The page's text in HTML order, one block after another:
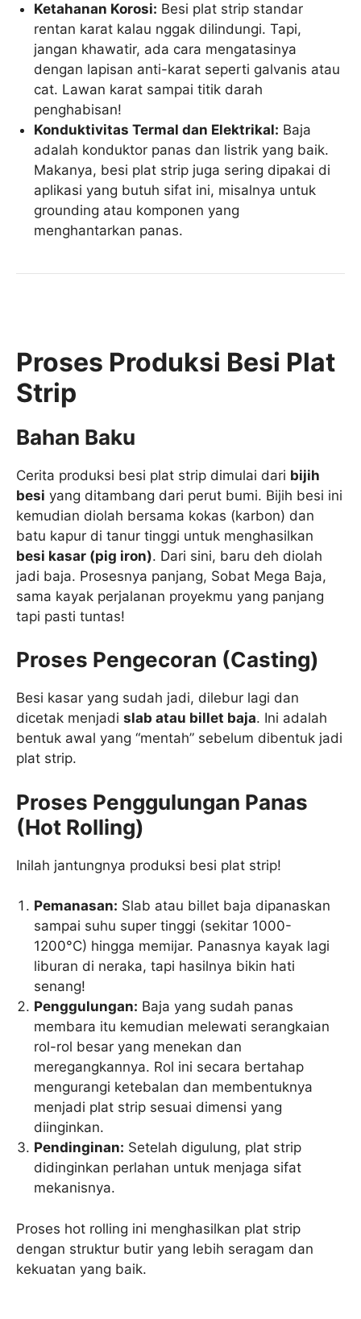
Ketahanan Korosi: Besi plat strip standar
rentan karat kalau nggak dilindungi. Tapi,
jangan khawatir, ada cara mengatasinya
dengan lapisan anti-karat seperti galvanis atau
cat. Lawan karat sampai titik darah
penghabisan!
Konduktivitas Termal dan Elektrikal: Baja
adalah konduktor panas dan listrik yang baik.
Makanya, besi plat strip juga sering dipakai di
aplikasi yang butuh sifat ini, misalnya untuk
grounding atau komponen yang
menghantarkan panas.
Proses Produksi Besi Plat
Strip
Bahan Baku
Cerita produksi besi plat strip dimulai dari bijih
besi yang ditambang dari perut bumi. Bijih besi ini
kemudian diolah bersama kokas (karbon) dan
batu kapur di tanur tinggi untuk menghasilkan
besi kasar (pig iron). Dari sini, baru deh diolah
jadi baja. Prosesnya panjang, Sobat Mega Baja,
sama kayak perjalanan proyekmu yang panjang
tapi pasti tuntas!
Proses Pengecoran (Casting)
Besi kasar yang sudah jadi, dilebur lagi dan
dicetak menjadi slab atau billet baja. Ini adalah
bentuk awal yang “mentah” sebelum dibentuk jadi
plat strip.
Proses Penggulungan Panas
(Hot Rolling)
Inilah jantungnya produksi besi plat strip!
Pemanasan: Slab atau billet baja dipanaskan
sampai suhu super tinggi (sekitar 1000-
1200°C) hingga memijar. Panasnya kayak lagi
liburan di neraka, tapi hasilnya bikin hati
senang!
Penggulungan: Baja yang sudah panas
membara itu kemudian melewati serangkaian
rol-rol besar yang menekan dan
meregangkannya. Rol ini secara bertahap
mengurangi ketebalan dan membentuknya
menjadi plat strip sesuai dimensi yang
diinginkan.
Pendinginan: Setelah digulung, plat strip
didinginkan perlahan untuk menjaga sifat
mekanisnya.
Proses hot rolling ini menghasilkan plat strip
dengan struktur butir yang lebih seragam dan
kekuatan yang baik.